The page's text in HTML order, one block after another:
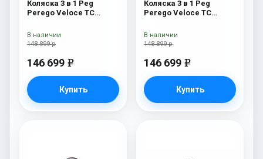
Коляска 3 в 1 Peg
Perego Veloce TC
Shine New
148 899 р
146 699 e
Купить
В наличии
Коляска 3 в 1 Peg
Perego Veloce TC
New
148 899 р
146 699 e
Купить
В наличии